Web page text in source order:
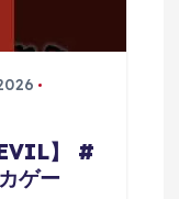
】 #
ゲー